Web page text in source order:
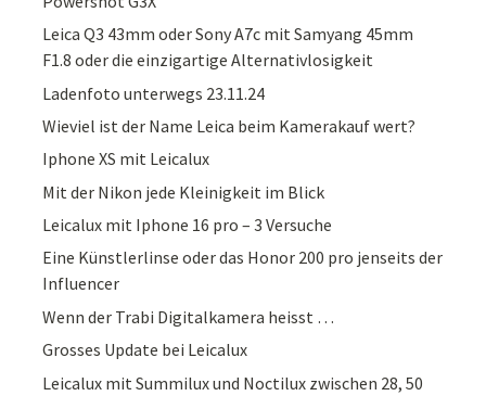
Leica Q3 43mm oder Sony A7c mit Samyang 45mm
F1.8 oder die einzigartige Alternativlosigkeit
Ladenfoto unterwegs 23.11.24
Wieviel ist der Name Leica beim Kamerakauf wert?
Iphone XS mit Leicalux
Mit der Nikon jede Kleinigkeit im Blick
Leicalux mit Iphone 16 pro – 3 Versuche
Eine Künstlerlinse oder das Honor 200 pro jenseits der
Influencer
Wenn der Trabi Digitalkamera heisst …
Grosses Update bei Leicalux
Leicalux mit Summilux und Noctilux zwischen 28, 50